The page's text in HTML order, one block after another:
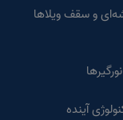
و سقف ویلاها